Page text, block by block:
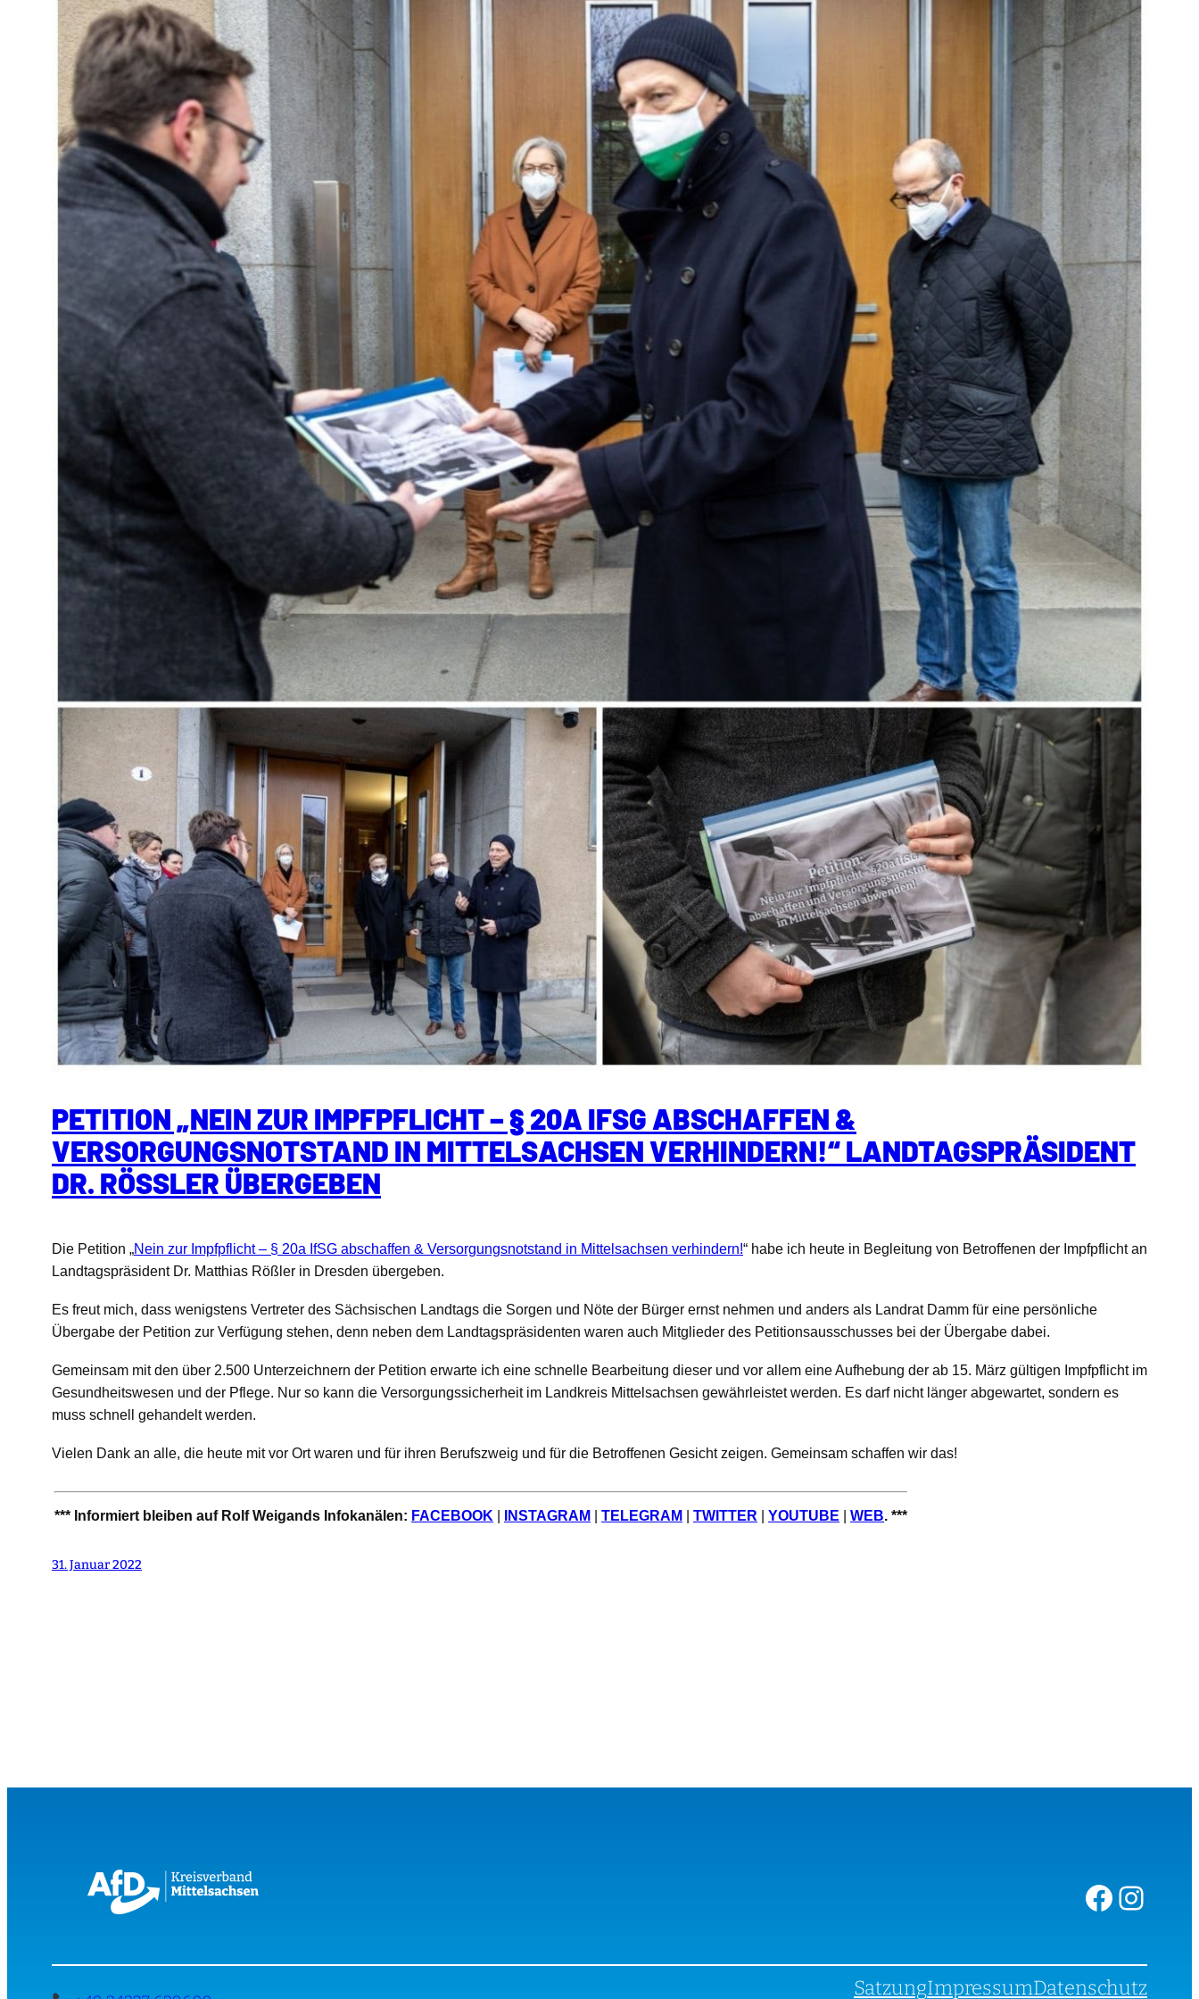
PETITION „NEIN ZUR IMPFPFLICHT – § 20A IFSG ABSCHAFFEN &
VERSORGUNGSNOTSTAND IN MITTELSACHSEN VERHINDERN!“ LANDTAGSPRÄSIDENT
DR. RÖSSLER ÜBERGEBEN
Die Petition „Nein zur Impfpflicht – § 20a IfSG abschaffen & Versorgungsnotstand in Mittelsachsen verhindern!“ habe ich heute in Begleitung von Betroffenen der Impfpflicht an
Landtagspräsident Dr. Matthias Rößler in Dresden übergeben.
Es freut mich, dass wenigstens Vertreter des Sächsischen Landtags die Sorgen und Nöte der Bürger ernst nehmen und anders als Landrat Damm für eine persönliche
Übergabe der Petition zur Verfügung stehen, denn neben dem Landtagspräsidenten waren auch Mitglieder des Petitionsausschusses bei der Übergabe dabei.
Gemeinsam mit den über 2.500 Unterzeichnern der Petition erwarte ich eine schnelle Bearbeitung dieser und vor allem eine Aufhebung der ab 15. März gültigen Impfpflicht im
Gesundheitswesen und der Pflege. Nur so kann die Versorgungssicherheit im Landkreis Mittelsachsen gewährleistet werden. Es darf nicht länger abgewartet, sondern es
muss schnell gehandelt werden.
Vielen Dank an alle, die heute mit vor Ort waren und für ihren Berufszweig und für die Betroffenen Gesicht zeigen. Gemeinsam schaffen wir das!
*** Informiert bleiben auf Rolf Weigands Infokanälen: FACEBOOK INSTAGRAM TELEGRAM TWITTER YOUTUBE WEB. ***
31. Januar 2022
Facebook Instagram
SatzungImpressumDatenschutz